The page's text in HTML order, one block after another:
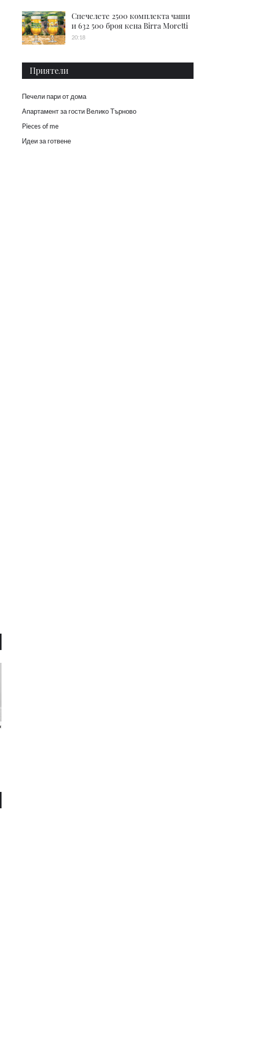
Спечелете 2500 комплекта чаши
и 632 500 броя кена Birra Moretti
20:18
Приятели
Печели пари от дома
Апартамент за гости Велико Търново
Pieces of me
Идеи за готвене